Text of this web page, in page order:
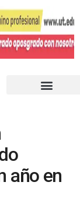
año en